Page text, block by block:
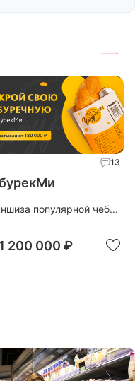
13
популярной чеб...
1 200 000 ₽